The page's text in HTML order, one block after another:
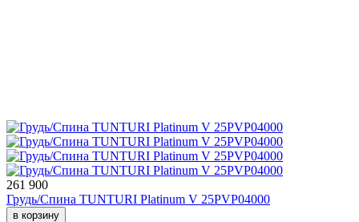
261 900
Грудь/Спина TUNTURI Platinum V 25PVP04000
в корзину